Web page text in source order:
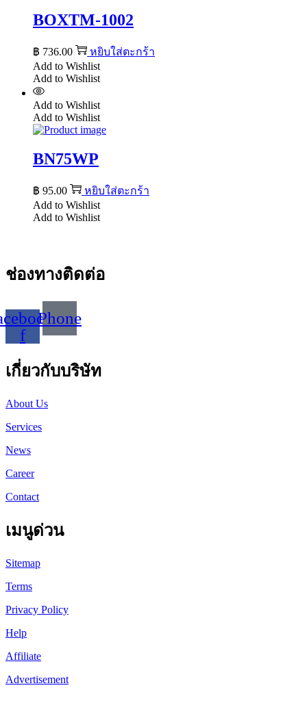
BOXTM-1002
฿ 736.00
หยิบใส่ตะกร้า
Add to Wishlist
Add to Wishlist
Add to Wishlist
Add to Wishlist
BN75WP
฿ 95.00
หยิบใส่ตะกร้า
Add to Wishlist
Add to Wishlist
ช่องทางติดต่อ
f
Phone
เกี่ยวกับบริษัท
About Us
Services
News
Career
Contact
เมนูด่วน
Sitemap
Terms
Privacy Policy
Help
Affiliate
Advertisement